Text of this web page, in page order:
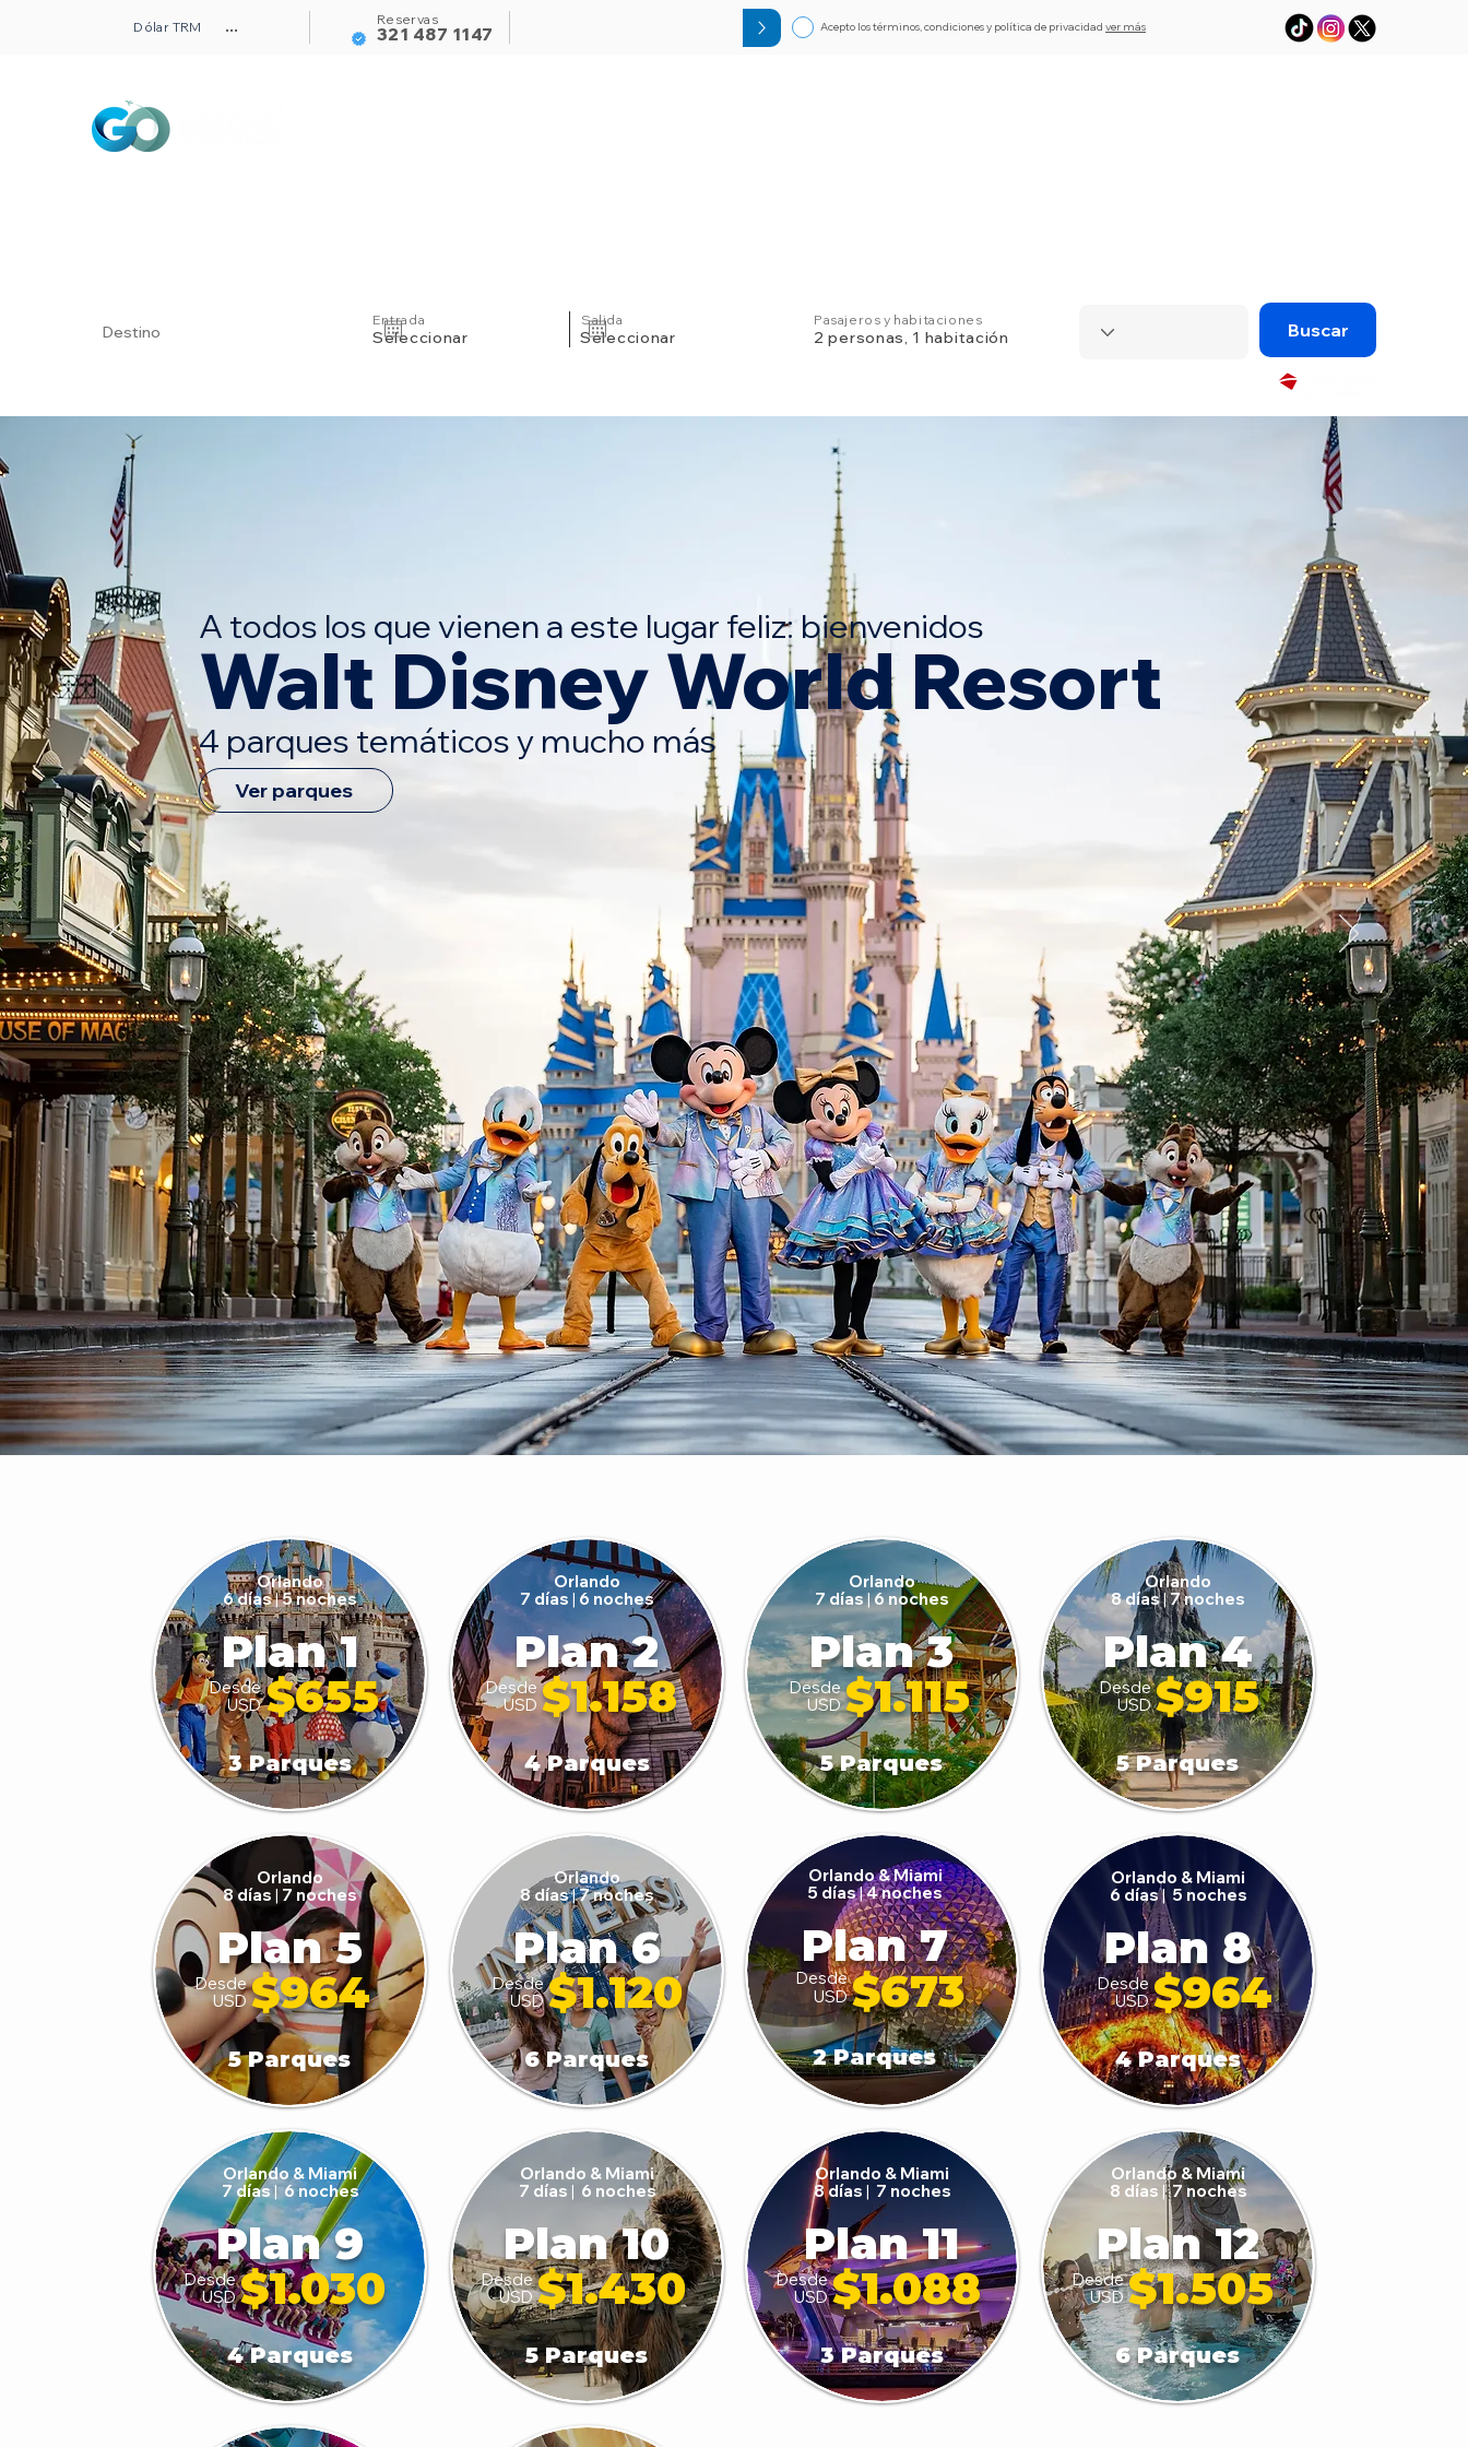
Dólar TRM ... 321 487 1147
Reservas Acepto los términos, condiciones y política de privacidad ver más
Seleccionar
Entrada
Seleccionar
Salida Pasajeros y habitaciones
2 personas, 1 habitación Buscar
A todos los que vienen a este lugar feliz: bienvenidos
Walt Disney World Resort
4 parques temáticos y mucho más
Ver parques
$655
Plan 1
Desde
USD
3 Parques
Orlando
6 días|5 noches
$1.158
Plan 2
Desde
USD
4 Parques
Orlando
7 días | 6 noches
$1.115
Plan 3
Desde
USD
5 Parques
Orlando
7 días|6 noches
$915
Plan 4
Desde
USD
5 Parques
Orlando
8 días|7 noches
$964
Plan 5
Desde
USD
5 Parques
Orlando
8 días | 7 noches
$1.120
Plan 6
Desde
USD
6 Parques
Orlando
8 días|7 noches
$673
Plan 7
Desde
USD
2 Parques
Orlando & Miami
5 días|4 noches
$964
Plan 8
Desde
USD
4 Parques
Orlando & Miami
6 días| 5 noches
$1.030
Plan 9
Desde
USD
4 Parques
Orlando & Miami
7 días |6 noches
$1.430
Plan 10
Desde
USD
5 Parques
Orlando & Miami
7 días | 6 noches
$1.088
Plan 11
Desde
USD
3 Parques
Orlando & Miami
8 días | 7 noches
$1.505
Plan 12
Desde
USD
6 Parques
Orlando & Miami
8 días |7 noches